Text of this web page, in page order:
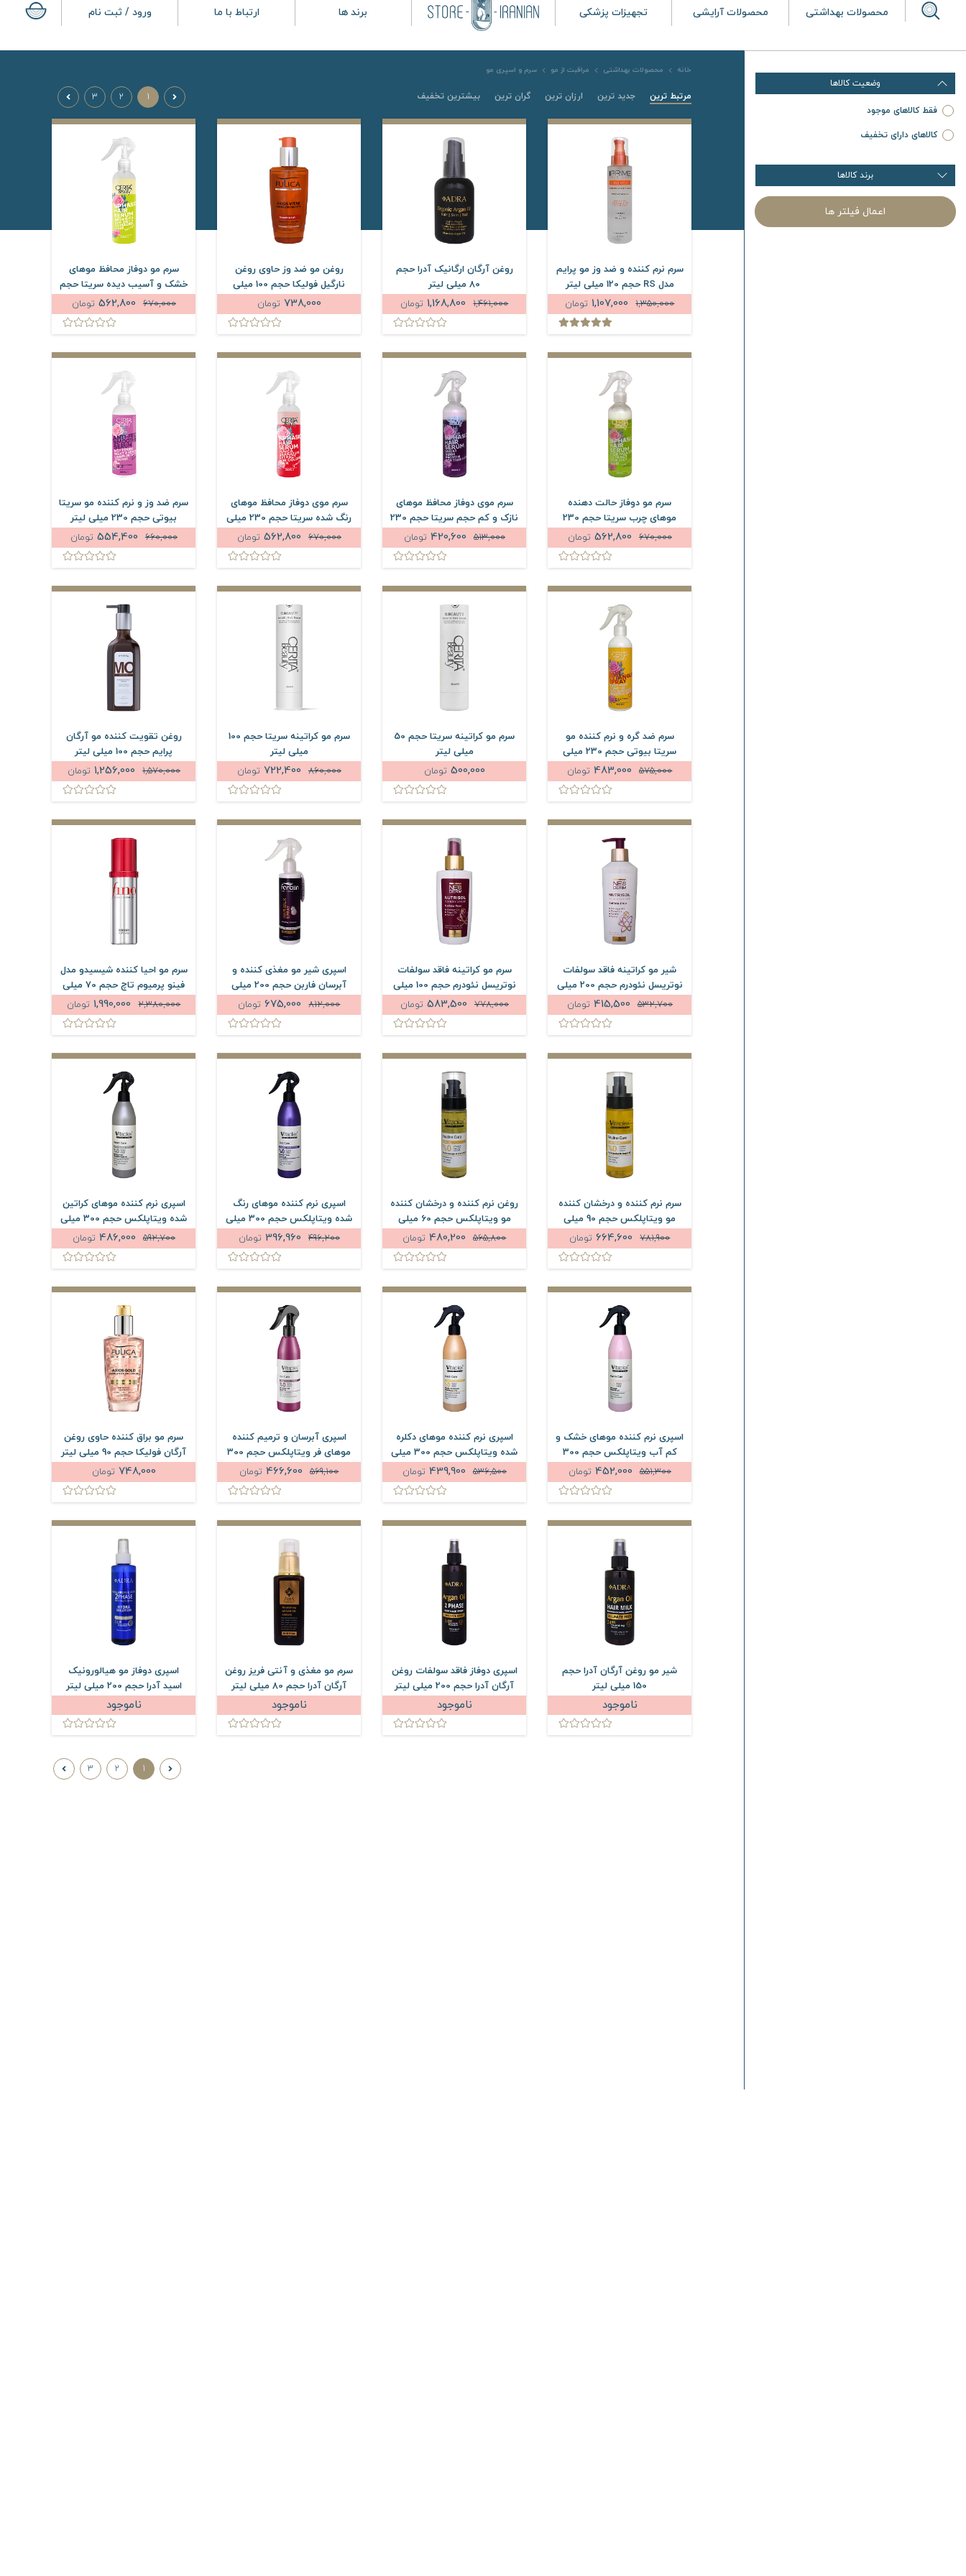
محصولات بهداشتی محصولات آرایشی تجهیزات پزشکی برند ها ارتباط با ما ورود / ثبت نام
وضعیت کالاها
فقط کالاهای موجود
کالاهای دارای تخفیف
برند کالاها
اعمال فیلتر ها
خانه محصولات بهداشتی مراقبت از مو سرم و اسپری مو
مرتبط ترین جدید ترین ارزان ترین گران ترین بیشترین تخفیف 1
2
3
سرم نرم کننده و ضد وز مو پرایم
مدل RS حجم 120 میلی لیتر
1,350,000
تومان
روغن آرگان ارگانیک آدرا حجم
80 میلی لیتر
1,461,000
تومان
روغن مو ضد وز حاوی روغن
نارگیل فولیکا حجم 100 میلی
لیتر
738,000 تومان
سرم مو دوفاز محافظ موهای
خشک و آسیب دیده سریتا حجم
230 میلی لیتر
670,000 تومان
سرم مو دوفاز حالت دهنده
موهای چرب سریتا حجم 230
میلی لیتر 670,000 تومان
سرم موی دوفاز محافظ موهای
نازک و کم حجم سریتا حجم 230
میلی لیتر 513,000 تومان
سرم موی دوفاز محافظ موهای
رنگ شده سریتا حجم 230 میلی
لیتر
670,000 تومان
سرم ضد وز و نرم کننده مو سریتا
بیوتی حجم 230 میلی لیتر
660,000
تومان
سرم ضد گره و نرم کننده مو
سریتا بیوتی حجم 230 میلی
لیتر
575,000 تومان
سرم مو کراتینه سریتا حجم 50
میلی لیتر
500,000 تومان
سرم مو کراتینه سریتا حجم 100
میلی لیتر
860,000
تومان
روغن تقویت کننده مو آرگان
پرایم حجم 100 میلی لیتر
1,570,000
تومان
شیر مو کراتینه فاقد سولفات
نوتریسل نئودرم حجم 200 میلی
لیتر
532,700 تومان
سرم مو کراتینه فاقد سولفات
نوتریسل نئودرم حجم 100 میلی
لیتر
778,000 تومان
اسپری شیر مو مغذی کننده و
آبرسان فاربن حجم 200 میلی
لیتر
812,000 تومان
سرم مو احیا کننده شیسیدو مدل
فینو پرمیوم تاچ حجم 70 میلی
لیتر
2,380,000 تومان
سرم نرم کننده و درخشان کننده
مو ویتاپلکس حجم 90 میلی
لیتر
781,900 تومان
روغن نرم کننده و درخشان کننده
مو ویتاپلکس حجم 60 میلی
لیتر
565,800 تومان
اسپری نرم کننده موهای رنگ
شده ویتاپلکس حجم 300 میلی
لیتر
496,200 تومان
اسپری نرم کننده موهای کراتین
شده ویتاپلکس حجم 300 میلی
لیتر
592,700 تومان
اسپری نرم کننده موهای خشک و
کم آب ویتاپلکس حجم 300
میلی لیتر 551,300 تومان
اسپری نرم کننده موهای دکلره
شده ویتاپلکس حجم 300 میلی
لیتر
536,500 تومان
اسپری آبرسان و ترمیم کننده
موهای فر ویتاپلکس حجم 300
میلی لیتر
569,100 تومان
سرم مو براق کننده حاوی روغن
آرگان فولیکا حجم 90 میلی لیتر
748,000 تومان
شیر مو روغن آرگان آدرا حجم
150 میلی لیتر
ناموجود
اسپری دوفاز فاقد سولفات روغن
آرگان آدرا حجم 200 میلی لیتر
ناموجود
سرم مو مغذی و آنتی فریز روغن
آرگان آدرا حجم 80 میلی لیتر
ناموجود
اسپری دوفاز مو هیالورونیک
اسید آدرا حجم 200 میلی لیتر
ناموجود
1
2
3